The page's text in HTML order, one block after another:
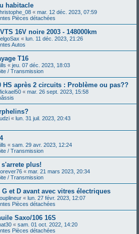
habitacle
« mar. 12 déc. 2023, 07:59
Pièces détachées
16V noire 2003 - 148000km
« lun. 11 déc. 2023, 21:26
Autos
T16
« jeu. 07 déc. 2023, 18:03
/ Transmission
HS après 2 circuits : Problème ou pas??
« mar. 26 sept. 2023, 15:58
« lun. 31 juil. 2023, 20:43
« sam. 29 avr. 2023, 12:24
/ Transmission
plus!
« mar. 21 mars 2023, 20:34
/ Transmission
et D avant avec vitres électriques
« lun. 27 févr. 2023, 12:07
Pièces détachées
Saxo/106 16S
« sam. 01 oct. 2022, 14:20
Pièces détachées